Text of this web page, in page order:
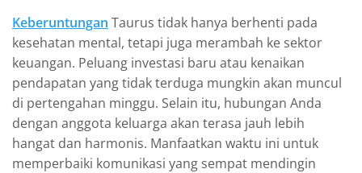
Keberuntungan Taurus tidak hanya berhenti pada
kesehatan mental, tetapi juga merambah ke sektor
keuangan. Peluang investasi baru atau kenaikan
pendapatan yang tidak terduga mungkin akan muncul
di pertengahan minggu. Selain itu, hubungan Anda
dengan anggota keluarga akan terasa jauh lebih
hangat dan harmonis. Manfaatkan waktu ini untuk
memperbaiki komunikasi yang sempat mendingin